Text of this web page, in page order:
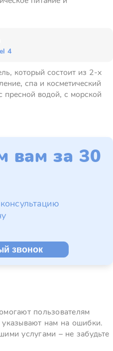
4
который состоит из 2-х
спа и косметический
пресной водой, с морской
вам за 30
звонок
пользователям
нам на ошибки.
услугами – не забудьте